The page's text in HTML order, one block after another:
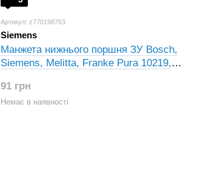
Артикул: z770198763
Siemens
Манжета нижнього поршня ЗУ Bosch,
Siemens, Melitta, Franke Pura 10219,
91 грн
Немає в наявності